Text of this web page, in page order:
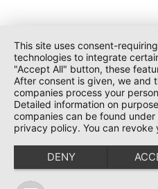
This site uses consent-
technologies to integrate
"Accept All" button, these
After consent is given, we and
companies process your
Detailed information on
companies can be found
privacy policy. You can revoke
DENY